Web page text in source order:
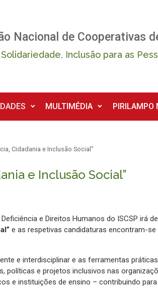
Nacional de Cooperativas
Inclusão para as
MULTIMÉDIA PIRILAMPO
Cidadania e Inclusão Social”
e Inclusão Social”
e Direitos Humanos do ISCSP irá
e as respetivas candidaturas encontram-
e interdisciplinar e as ferramentas
políticas e projetos inclusivos nas
e instituições de ensino – contribuindo